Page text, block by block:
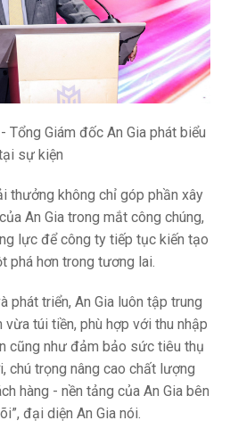
Tổng Giám đốc An Gia phát biểu
sự kiện
thưởng không chỉ góp phần xây
An Gia trong mắt công chúng,
lực để công ty tiếp tục kiến tạo
phá hơn trong tương lai.
phát triển, An Gia luôn tập trung
túi tiền, phù hợp với thu nhập
cũng như đảm bảo sức tiêu thụ
chú trọng nâng cao chất lượng
hàng - nền tảng của An Gia bên
đại diện An Gia nói.